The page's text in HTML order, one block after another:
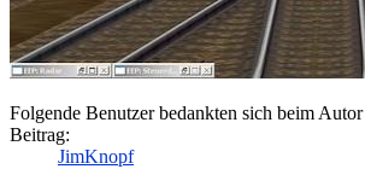
Folgende Benutzer bedankten sich beim Autor
Beitrag:
JimKnopf